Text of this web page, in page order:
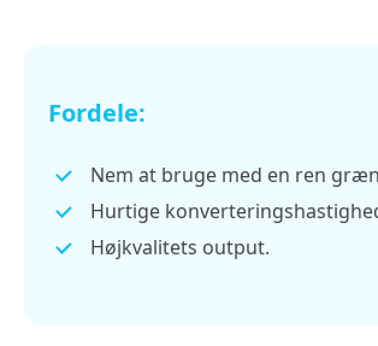
Fordele:
Nem at bruge med en ren
Hurtige
Højkvalitets output.